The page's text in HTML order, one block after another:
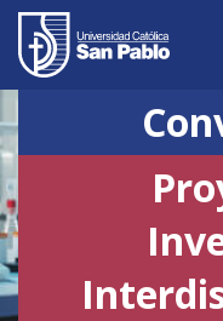
Vive San Pablo
Postgrado